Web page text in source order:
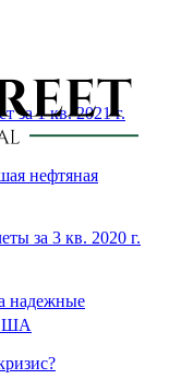
за 1 кв. 2021 г.
нефтяная
за 3 кв. 2020 г.
надежные